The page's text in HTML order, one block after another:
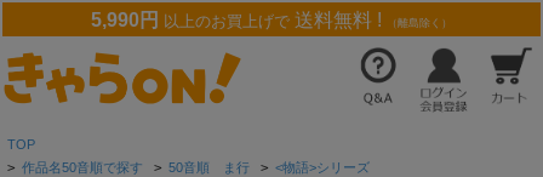
5,990円 以上のお買上げで 送料無料 ! （離島除く）
TOP
> 作品名50音順で探す > 50音順 ま行 > <物語>シリーズ